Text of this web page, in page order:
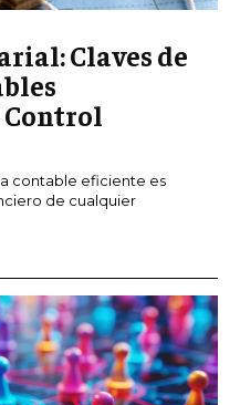
Claves de
contable eficiente es
de cualquier